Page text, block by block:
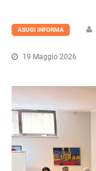
ASUGI INFORMA
19 Maggio 2026